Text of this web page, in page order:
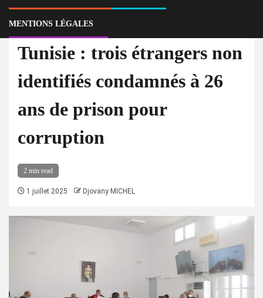
MENTIONS LÉGALES
À la Une Actu
Tunisie : trois étrangers non
identifiés condamnés à 26
ans de prison pour
corruption
2 min read
1 juillet 2025 Djovany MICHEL